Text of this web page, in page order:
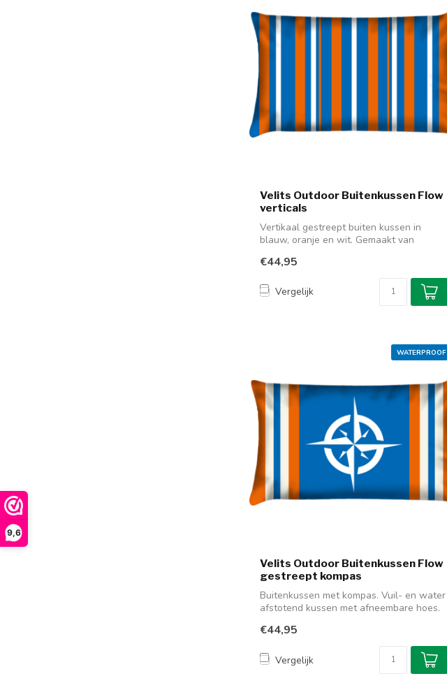
9,6
Velits Outdoor Buitenkussen Flow
verticals
Vertikaal gestreept buiten kussen in
blauw, oranje en wit. Gemaakt van
€44,95
Vergelijk
WATERPROOF
Velits Outdoor Buitenkussen Flow
gestreept kompas
Buitenkussen met kompas. Vuil- en water
afstotend kussen met afneembare hoes.
€44,95
Vergelijk